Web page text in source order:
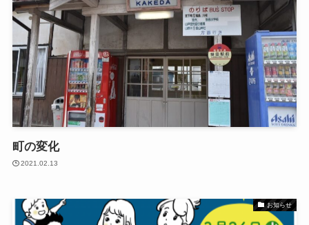
町の変化
2021.02.13
お知らせ